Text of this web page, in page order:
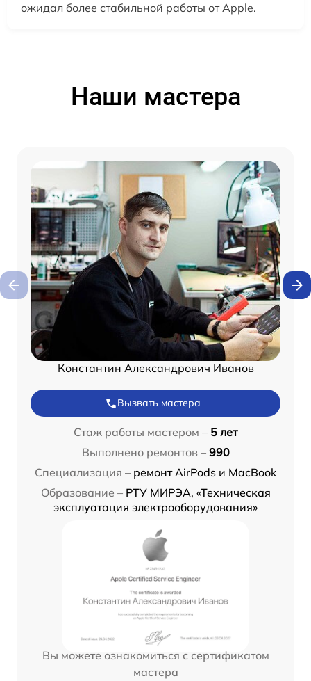
ожидал более стабильной работы от Apple.
Наши мастера
Константин Александрович Иванов
Вызвать мастера
Стаж работы мастером – 5 лет
Выполнено ремонтов – 990
Специализация – ремонт AirPods и MacBook
Образование – РТУ МИРЭА, «Техническая
эксплуатация электрооборудования»
Вы можете ознакомиться с сертификатом
мастера